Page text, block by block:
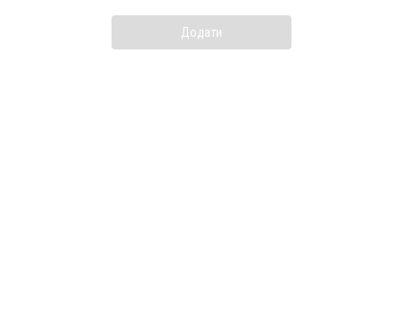
Додати